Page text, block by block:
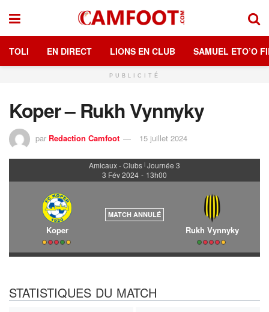
TOLI EN DIRECT LIONS EN CLUB SAMUEL ETO’O
PUBLICITÉ
Koper – Rukh Vynnyky
par Redaction Camfoot 15 juillet 2024
Amicaux - Clubs | Journée 3
3 Fév 2024 - 13h00
Koper
MATCH ANNULÉ
Rukh Vynnyky
STATISTIQUES DU MATCH